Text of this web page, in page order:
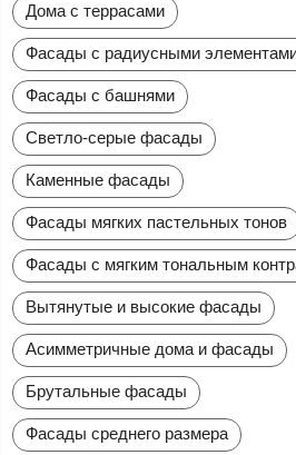
Дома с террасами
Фасады с радиусными
Фасады с башнями
Светло-серые фасады
Каменные фасады
Фасады мягких пастельных тонов
Фасады с мягким тональным
Вытянутые и высокие фасады
Асимметричные дома и фасады
Брутальные фасады
Фасады среднего размера